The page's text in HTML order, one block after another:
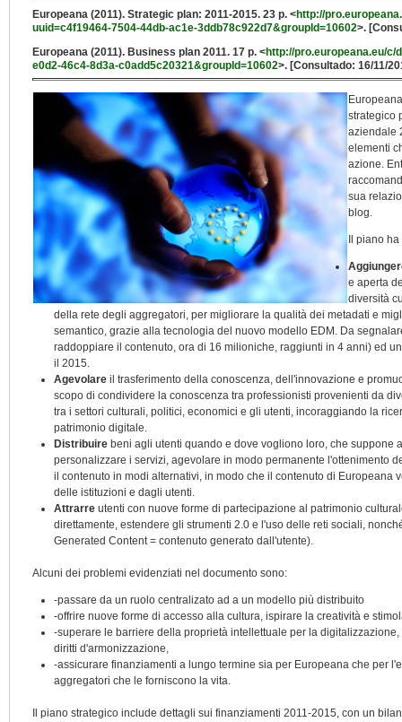
Europeana (2011). Strategic plan: 2011-2015. 23 p. <http://
uuid=c4f19464-7504-44db-ac1e-3ddb78c922d7&groupId=10602>.
Europeana (2011). Business plan 2011. 17 p. <http://pro.europeana.eu/
e0d2-46c4-8d3a-c0add5c20321&groupId=10602>. [Consultado: 16/11/
strategico
aziendale
elementi
azione.
sua
blog.
Il piano
e aperta
diversità
della rete degli aggregatori, per migliorare la qualità dei metadati e
semantico, grazie alla tecnologia del nuovo modello EDM. Da
raddoppiare il contenuto, ora di 16 milioniche, raggiunti in 4 anni) ed
il 2015.
Agevolare il trasferimento della conoscenza, dell'innovazione e
scopo di condividere la conoscenza tra professionisti provenienti da
tra i settori culturali, politici, economici e gli utenti, incoraggiando la
patrimonio digitale.
Distribuire beni agli utenti quando e dove vogliono loro, che suppone
personalizzare i servizi, agevolare in modo permanente l'ottenimento
il contenuto in modi alternativi, in modo che il contenuto di Europeana
delle istituzioni e dagli utenti.
Attrarre utenti con nuove forme di partecipazione al patrimonio
direttamente, estendere gli strumenti 2.0 e l'uso delle reti sociali,
Generated Content = contenuto generato dall'utente).
Alcuni dei problemi evidenziati nel documento sono:
-passare da un ruolo centralizato ad a un modello più distribuito
-offrire nuove forme di accesso alla cultura, ispirare la creatività e
-superare le barriere della proprietà intellettuale per la
diritti d'armonizzazione,
-assicurare finanziamenti a lungo termine sia per Europeana che per
aggregatori che le forniscono la vita.
Il piano strategico include dettagli sui finanziamenti 2011-2015, con un